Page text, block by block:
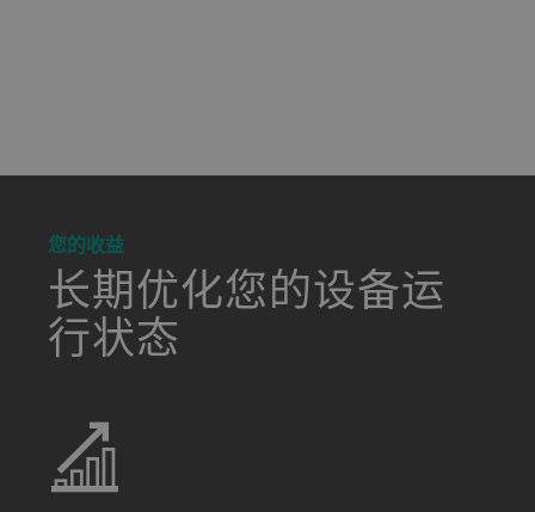
a decorative background image
您的收益
长期优化您的设备运
行状态